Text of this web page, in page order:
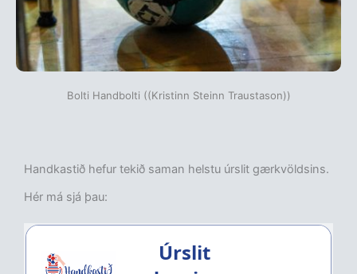
Bolti Handbolti ((Kristinn Steinn Traustason))
Handkastið hefur tekið saman helstu úrslit gærkvöldsins.
Hér má sjá þau: